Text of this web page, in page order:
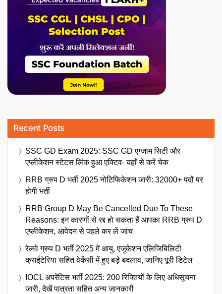
Recent Posts
SSC GD Exam 2025: SSC GD एग्जाम सिटी और
एप्लीकेशन स्टेटस लिंक हुआ एक्टिव- यहाँ से करें चेक
RRB ग्रुप D भर्ती 2025 नोटिफिकेशन जारी: 32000+ पदों पर
होगी भर्ती
RRB Group D May Be Cancelled Due To These
Reasons: इन कारणों से रद्द हो सकता हैं आपका RRB ग्रुप D
एप्लीकेशन, आवेदन से पहले कर लें जांच
रेलवे ग्रुप D भर्ती 2025 में आयु, एजुकेशन एलिजिबिलिटी
क्राईटेरिया सहित वेकेंसी में हुए बड़े बदलाव, जानिए पूरी डिटेल
IOCL अपरेंटिस भर्ती 2025: 200 रिक्तियों के लिए अधिसूचना
जारी, देखें पात्रता सहित अन्य जानकारी